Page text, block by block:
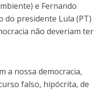
e Fernando
do presidente Lula (PT)
não deveriam ter
a nossa democracia,
falso, hipócrita, de